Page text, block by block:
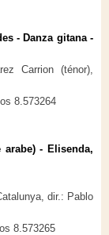
- Danza gitana -
Carrion (ténor),
8.573264
- Elisenda,
dir.: Pablo
8.573265